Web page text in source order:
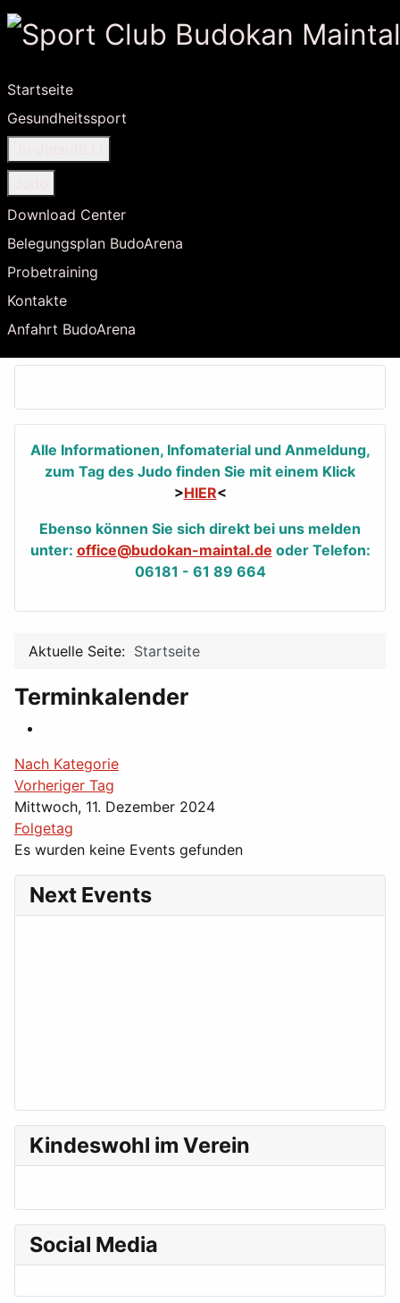
Startseite
Gesundheitssport
Download Center
Belegungsplan BudoArena
Probetraining
Kontakte
Anfahrt BudoArena
Alle Informationen, Infomaterial und Anmeldung,
zum Tag des Judo finden Sie mit einem Klick
>HIER<
Ebenso können Sie sich direkt bei uns melden
unter: office@budokan-maintal.de oder Telefon:
06181 - 61 89 664
Aktuelle Seite: Startseite
Terminkalender
Nach Kategorie
Vorheriger Tag
Mittwoch, 11. Dezember 2024
Folgetag
Es wurden keine Events gefunden
Next Events
Kindeswohl im Verein
Social Media